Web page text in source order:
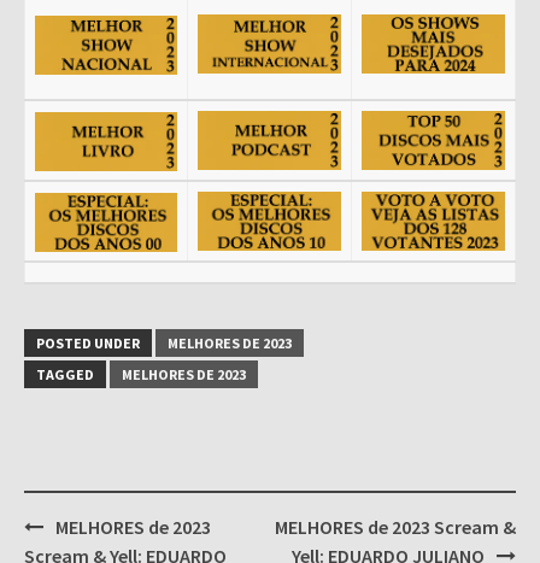
POSTED UNDER
MELHORES DE 2023
TAGGED
MELHORES DE 2023
Post
navigation
MELHORES de 2023
Scream & Yell: EDUARDO
MELHORES de 2023 Scream &
Yell: EDUARDO JULIANO